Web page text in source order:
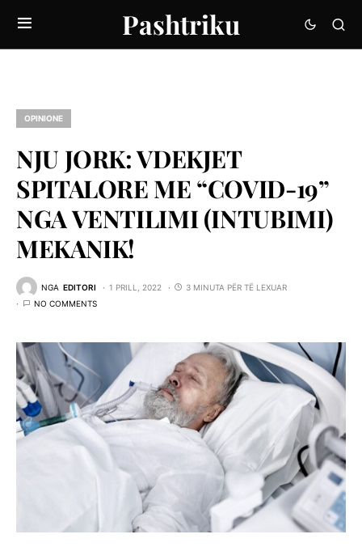
Pashtriku
OPINIONE
NJU JORK: VDEKJET
SPITALORE ME “COVID-19”
NGA VENTILIMI (INTUBIMI)
MEKANIK!
NGA EDITORI 1 PRILL, 2022
3 MINUTA PËR TË LEXUAR
NO COMMENTS